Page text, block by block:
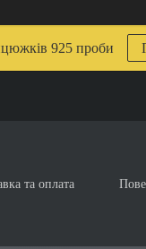
925 проби
та оплата